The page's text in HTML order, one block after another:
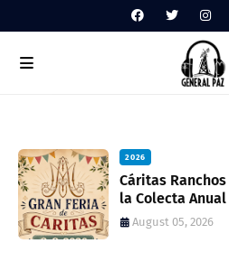
2026
Cáritas
la Colecta
feria solidaria
August 05, 2026